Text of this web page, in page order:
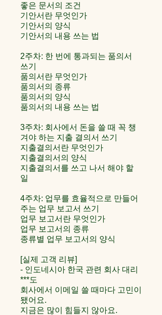
좋은 문서의 조건
기안서란 무엇인가
기안서의 양식
기안서의 내용 쓰는 법
2주차: 한 번에 통과되는 품의서
쓰기
품의서란 무엇인가
품의서의 종류
품의서의 양식
품의서의 내용 쓰는 법
3주차: 회사에서 돈을 쓸 때 꼭 챙
겨야 하는 지출 결의서 쓰기
지출결의서란 무엇인가
지출결의서의 양식
지출결의서를 쓰고 나서 해야 할
일
4주차: 업무를 효율적으로 만들어
주는 업무 보고서 쓰기
업무 보고서란 무엇인가
업무 보고서의 종류
종류별 업무 보고서의 양식
[실제 고객 리뷰]
- 인도네시아 한국 관련 회사 대리
***도
회사에서 이메일 쓸 때마다 고민이
됐어요.
지금은 많이 힘들지 않아요.